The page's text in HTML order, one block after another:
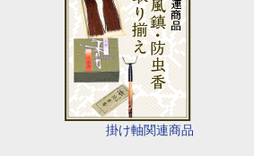
掛け軸関連商品